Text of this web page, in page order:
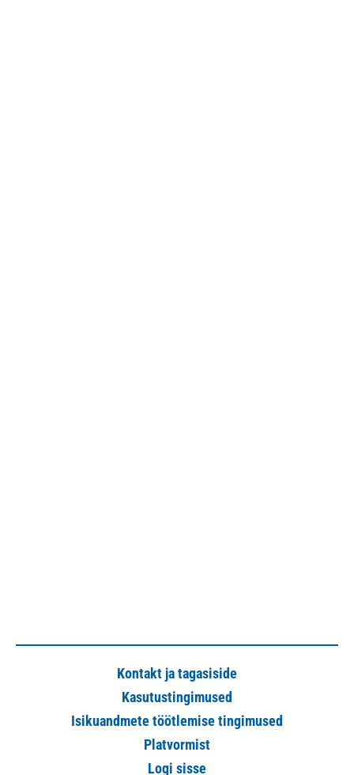
Kontakt ja tagasiside
Kasutustingimused
Isikuandmete töötlemise tingimused
Platvormist
Logi sisse